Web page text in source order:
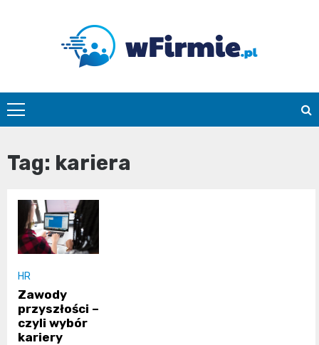
Wfirmie.pl
Tag: kariera
HR
Zawody
przyszłości –
czyli wybór
kariery